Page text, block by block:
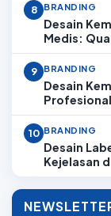
8 BRANDING
Desain
Medis:
9 BRANDING
Desain
10 BRANDING
Desain
Kejelasan